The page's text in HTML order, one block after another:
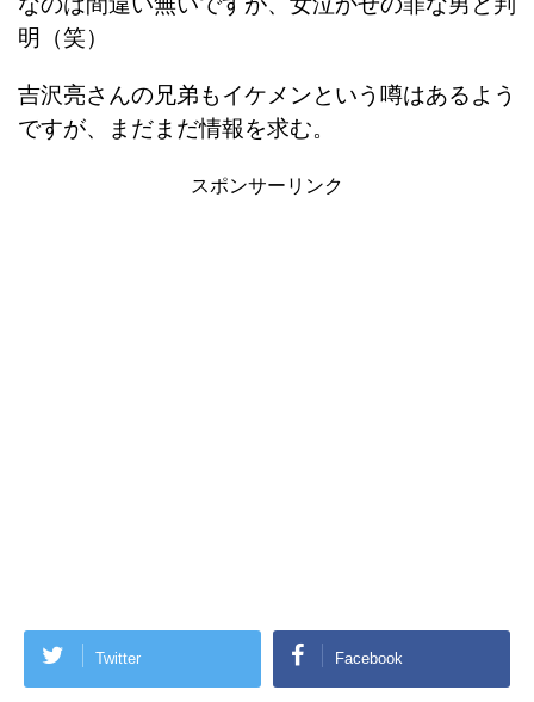
明（笑）
吉沢亮さんの兄弟もイケメンという噂はあるよう
ですが、まだまだ情報を求む。
スポンサーリンク
Twitter Facebook